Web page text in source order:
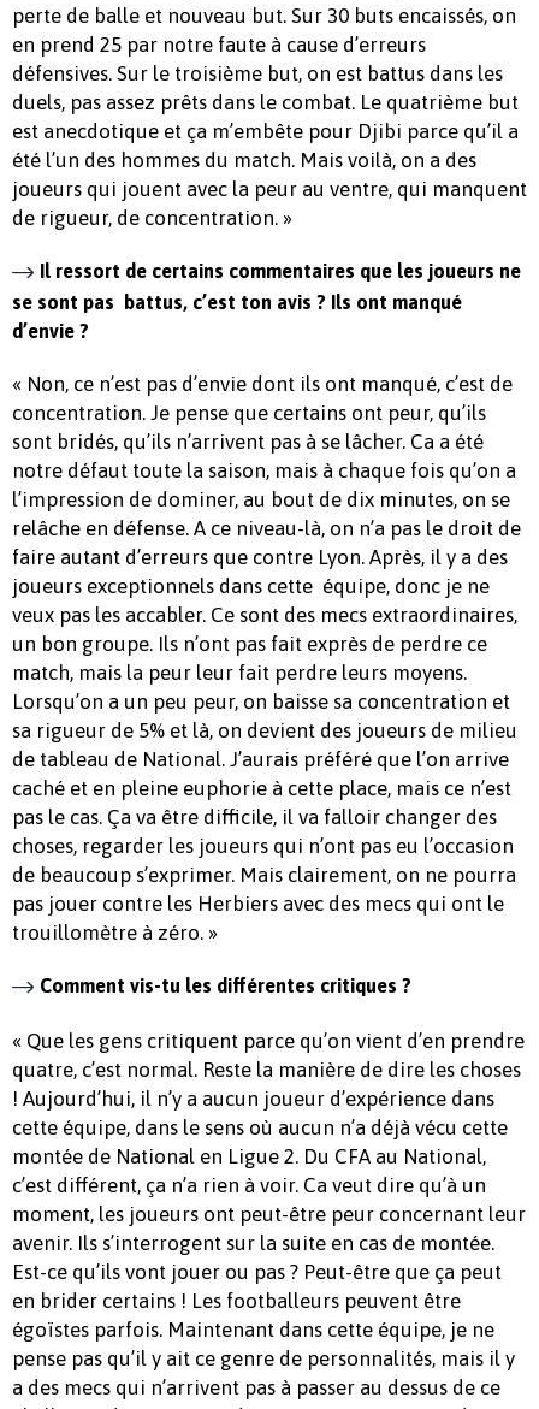
perte de balle et nouveau but. Sur 30 buts encaissés, on
en prend 25 par notre faute à cause d’erreurs
défensives. Sur le troisième but, on est battus dans les
duels, pas assez prêts dans le combat. Le quatrième but
est anecdotique et ça m’embête pour Djibi parce qu’il a
été l’un des hommes du match. Mais voilà, on a des
joueurs qui jouent avec la peur au ventre, qui manquent
de rigueur, de concentration. »
Il ressort de certains commentaires que les joueurs ne
se sont pas battus, c’est ton avis ? Ils ont manqué
d’envie ?
« Non, ce n’est pas d’envie dont ils ont manqué, c’est de
concentration. Je pense que certains ont peur, qu’ils
sont bridés, qu’ils n’arrivent pas à se lâcher. Ca a été
notre défaut toute la saison, mais à chaque fois qu’on a
l’impression de dominer, au bout de dix minutes, on se
relâche en défense. A ce niveau-là, on n’a pas le droit de
faire autant d’erreurs que contre Lyon. Après, il y a des
joueurs exceptionnels dans cette équipe, donc je ne
veux pas les accabler. Ce sont des mecs extraordinaires,
un bon groupe. Ils n’ont pas fait exprès de perdre ce
match, mais la peur leur fait perdre leurs moyens.
Lorsqu’on a un peu peur, on baisse sa concentration et
sa rigueur de 5% et là, on devient des joueurs de milieu
de tableau de National. J’aurais préféré que l’on arrive
caché et en pleine euphorie à cette place, mais ce n’est
pas le cas. Ça va être difficile, il va falloir changer des
choses, regarder les joueurs qui n’ont pas eu l’occasion
de beaucoup s’exprimer. Mais clairement, on ne pourra
pas jouer contre les Herbiers avec des mecs qui ont le
trouillomètre à zéro. »
Comment vis-tu les différentes critiques ?
« Que les gens critiquent parce qu’on vient d’en prendre
quatre, c’est normal. Reste la manière de dire les choses
! Aujourd’hui, il n’y a aucun joueur d’expérience dans
cette équipe, dans le sens où aucun n’a déjà vécu cette
montée de National en Ligue 2. Du CFA au National,
c’est différent, ça n’a rien à voir. Ca veut dire qu’à un
moment, les joueurs ont peut-être peur concernant leur
avenir. Ils s’interrogent sur la suite en cas de montée.
Est-ce qu’ils vont jouer ou pas ? Peut-être que ça peut
en brider certains ! Les footballeurs peuvent être
égoïstes parfois. Maintenant dans cette équipe, je ne
pense pas qu’il y ait ce genre de personnalités, mais il y
a des mecs qui n’arrivent pas à passer au dessus de ce